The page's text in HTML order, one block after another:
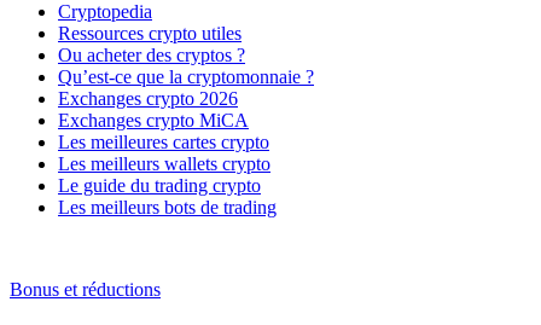
Cryptopedia
Ressources crypto utiles
Ou acheter des cryptos ?
Qu’est-ce que la cryptomonnaie ?
Exchanges crypto 2026
Exchanges crypto MiCA
Les meilleures cartes crypto
Les meilleurs wallets crypto
Le guide du trading crypto
Les meilleurs bots de trading
Bonus et réductions